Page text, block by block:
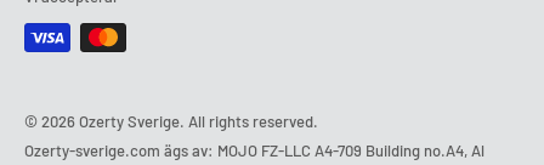
© 2026 Ozerty Sverige. All rights reserved.
Ozerty-sverige.com ägs av: MOJO FZ-LLC A4-709 Building no.A4, Al